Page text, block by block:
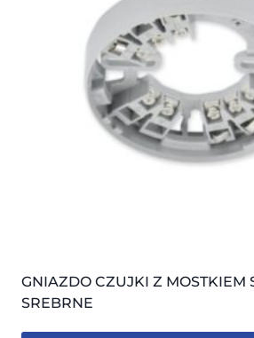
GNIAZDO CZUJKI Z MOSTKIEM
SREBRNE